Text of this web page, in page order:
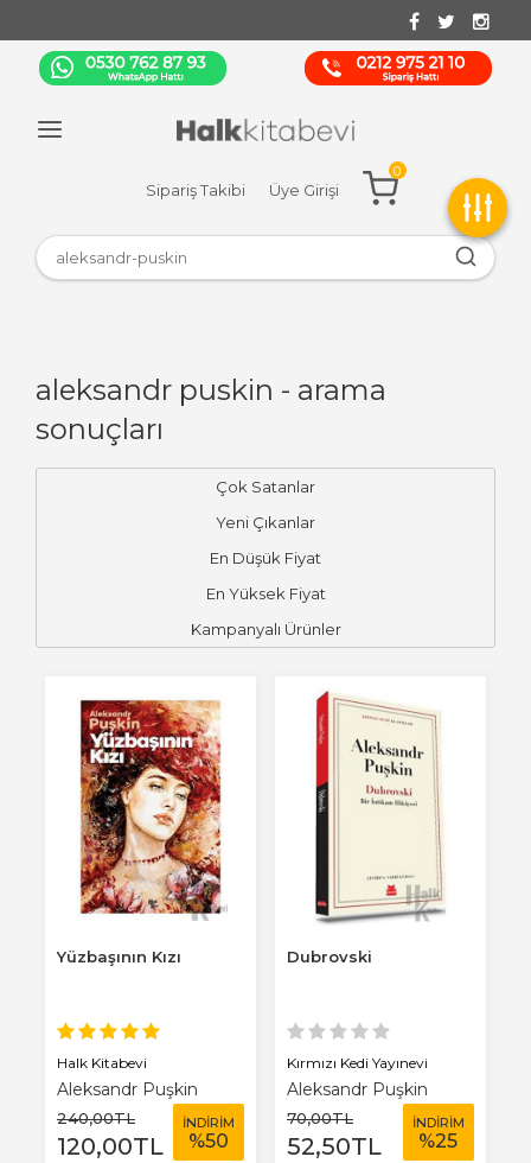
Sipariş Takibi Üye Girişi
0
aleksandr puskin - arama
sonuçları
Çok Satanlar
Yeni Çıkanlar
En Düşük Fiyat
En Yüksek Fiyat
Kampanyalı Ürünler
Yüzbaşının Kızı
Halk Kitabevi
Aleksandr Puşkin
240,00TL
120,00TL
İNDİRİM
%50
Dubrovski
Kırmızı Kedi Yayınevi
Aleksandr Puşkin
70,00TL
52,50TL
İNDİRİM
%25